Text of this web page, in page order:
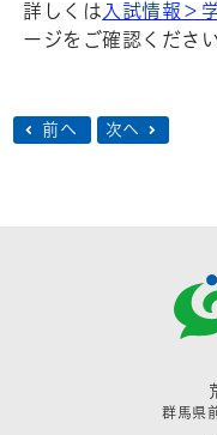
詳しくは 入試情報＞
ージをご確認ください
前へ 次へ
群馬県